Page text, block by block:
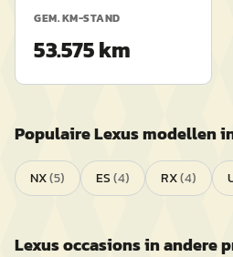
GEM. KM-STAND
53.575 km
PopulaireLexusmodellen
NX(5) ES(4) RX(4)
Lexusoccasions in andere